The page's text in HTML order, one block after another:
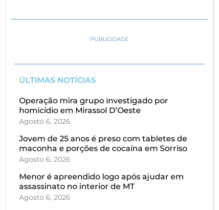
PUBLICIDADE
ÚLTIMAS NOTÍCIAS
Operação mira grupo investigado por
homicídio em Mirassol D’Oeste
Agosto 6, 2026
Jovem de 25 anos é preso com tabletes de
maconha e porções de cocaína em Sorriso
Agosto 6, 2026
Menor é apreendido logo após ajudar em
assassinato no interior de MT
Agosto 6, 2026